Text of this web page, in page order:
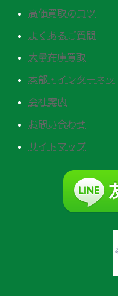
高価買取のコツ
よくあるご質問
大量在庫買取
本部・インターネッ
会社案内
お問い合わせ
サイトマップ